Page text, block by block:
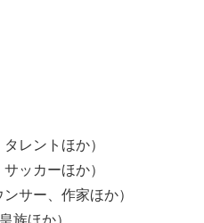
タレントほか）
サッカーほか）
ンサー、作家ほか）
族ほか）